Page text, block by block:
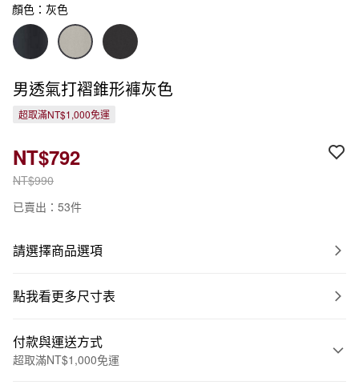
顏色：灰色
男透氣打褶錐形褲灰色
超取滿NT$1,000免運
NT$990
NT$792
已賣出：53件
請選擇商品選項
點我看更多尺寸表
付款與運送方式
超取滿NT$1,000免運